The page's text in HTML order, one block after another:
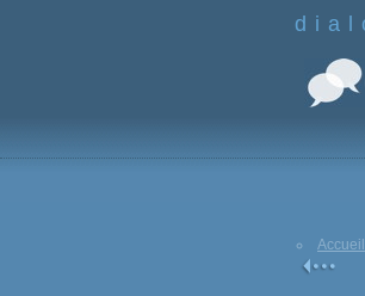
Accueil